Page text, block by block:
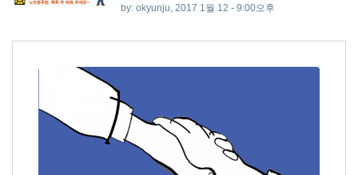
by: okyunju, 2017 1월 12 - 9:00오후